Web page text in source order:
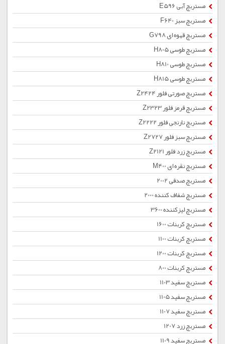
مستربچ آبی E596
مستربچ سبز F640
مستربچ قهوه ای G798
مستربچ طوسی H805
مستربچ طوسی H810
مستربچ طوسی H815
مستربچ صورتی فلور Z2424
مستربچ قرمز فلور Z2323
مستربچ نارنجی فلور Z2222
مستربچ سبز فلور Z2727
مستربچ زرد فلور Z2121
مستربچ نقره ای M400
مستربچ صدفی 2002
مستربچ شفاف کننده 2000
مستربچ لیزکننده 3600
مستربچ کربنات 1600
مستربچ کربنات 1100
مستربچ کربنات 1200
مستربچ کربنات 800
مستربچ سفید 1103
مستربچ سفید 1105
مستربچ سفید 1107
مستربچ زرد 1207
مستربچ سفید 1109